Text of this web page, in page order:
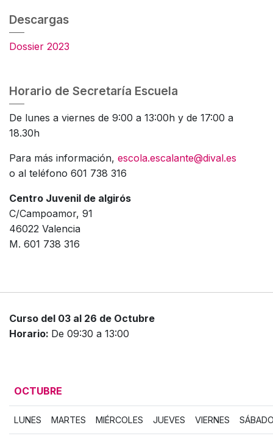
Descargas
Dossier 2023
Horario de Secretaría Escuela
De lunes a viernes de 9:00 a 13:00h y de 17:00 a
18.30h
Para más información, escola.escalante@dival.es
o al teléfono 601 738 316
Centro Juvenil de algirós
C/Campoamor, 91
46022 Valencia
M. 601 738 316
Curso del 03 al 26 de Octubre
Horario: De 09:30 a 13:00
OCTUBRE
LUNES MARTES MIÉRCOLES JUEVES VIERNES